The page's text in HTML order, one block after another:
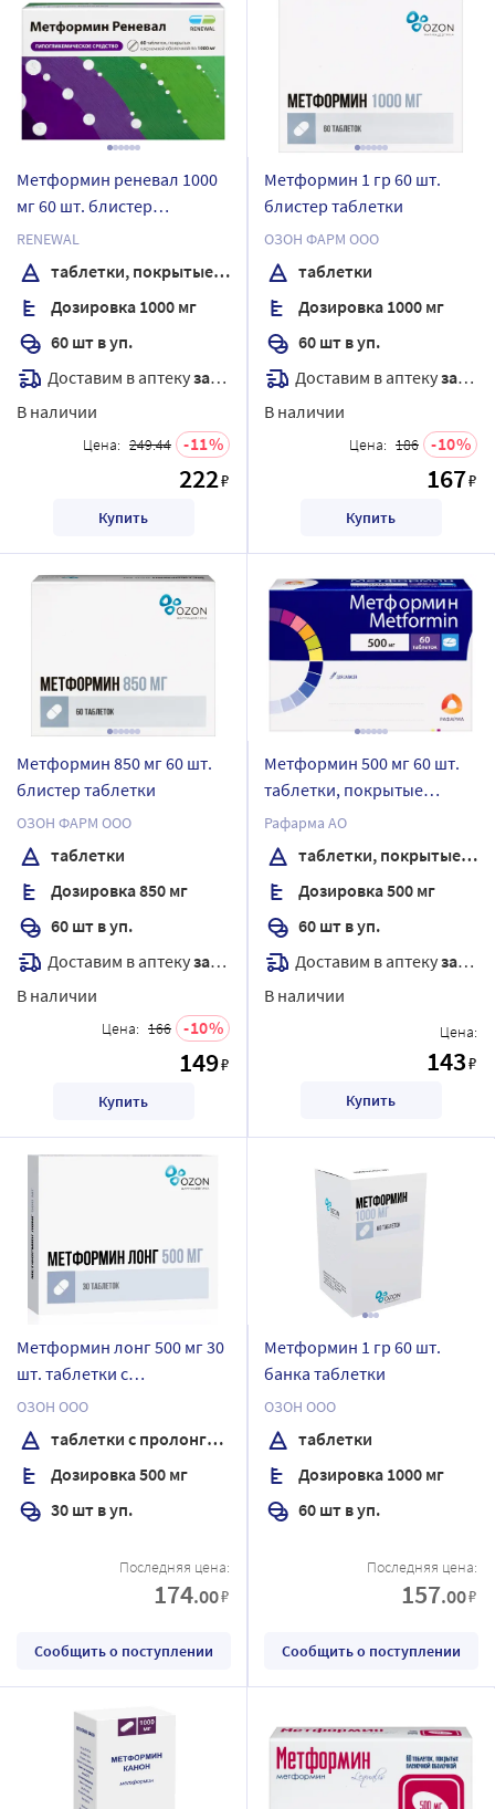
Метформин реневал 1000
мг 60 шт. блистер
таблетки, покрытые
пленочной оболочкой
RENEWAL
таблетки, покрытые пленочной оболочкой
Дозировка 1000 мг
60 шт в уп.
Доставим в аптекузавтра
В наличии
Цена: 249.44 11
222₽
Купить
Метформин 1 гр 60 шт.
блистер таблетки
ОЗОН ФАРМ ООО
таблетки
Дозировка 1000 мг
60 шт в уп.
Доставим в аптекузавтра
В наличии
Цена: 186 10
167₽
Купить
Метформин 850 мг 60 шт.
блистер таблетки
ОЗОН ФАРМ ООО
таблетки
Дозировка 850 мг
60 шт в уп.
Доставим в аптекузавтра
В наличии
Цена: 166 10
149₽
Купить
Метформин 500 мг 60 шт.
таблетки, покрытые
пленочной оболочкой
Рафарма АО
таблетки, покрытые пленочной оболочкой
Дозировка 500 мг
60 шт в уп.
Доставим в аптекузавтра
В наличии
Цена:
143₽
Купить
Метформин лонг 500 мг 30
шт. таблетки с
пролонгированным
высвобождением
ОЗОН ООО
таблетки с пролонгированным высвобождением
Дозировка 500 мг
30 шт в уп.
Последняя цена:
174.00₽
Сообщить о поступлении
Метформин 1 гр 60 шт.
банка таблетки
ОЗОН ООО
таблетки
Дозировка 1000 мг
60 шт в уп.
Последняя цена:
157.00₽
Сообщить о поступлении